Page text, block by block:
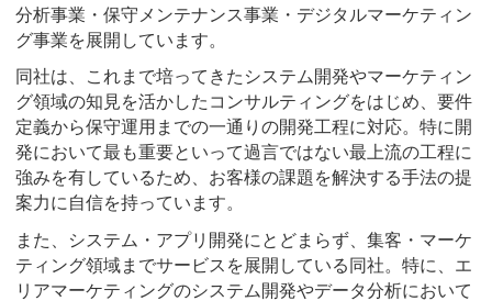
分析事業・保守メンテナンス事業・デジタルマーケティン
グ事業を展開しています。
同社は、これまで培ってきたシステム開発やマーケティン
グ領域の知見を活かしたコンサルティングをはじめ、要件
定義から保守運用までの一通りの開発工程に対応。特に開
発において最も重要といって過言ではない最上流の工程に
強みを有しているため、お客様の課題を解決する手法の提
案力に自信を持っています。
また、システム・アプリ開発にとどまらず、集客・マーケ
ティング領域までサービスを展開している同社。特に、エ
リアマーケティングのシステム開発やデータ分析において